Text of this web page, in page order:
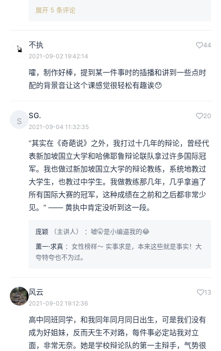
展开 5 条评论
不执 44
2021-09-02 19:42:14
嚯，制作好棒，提到某一件事时的插播和讲到一些点时
配的背景音让这个课感觉很轻松有趣诶😯
S
SG. 20
2021-09-04 11:32:35
“其实在《奇葩说》之外，我打过十几年的辩论，曾经代
表新加坡国立大学和哈佛耶鲁辩论联队拿过许多国际冠
军。我也做过新加坡国立大学的辩论教练，系统地教过
大学生，也教过中学生。我做教练那几年，几乎拿遍了
所有国际大赛的冠军，这种成绩在之前和之后都非常少
见。” —— 黄执中肯定没听到这一段。
庞颖 （主讲人）
：嘘🤫是小编逼我的😂
薰一·求真 ：女性榜样～ 实事求是，本来这些就是事实！大
夸特夸也不为过。
风云 13
2021-09-02 19:12:36
高中同班同学，和我同年同月同日出生，可是我们没有
成为好姐妹，反而天生不对路，每件事必定站我对立
面，非常无奈。她是学校辩论队的第一主辩手，气势很